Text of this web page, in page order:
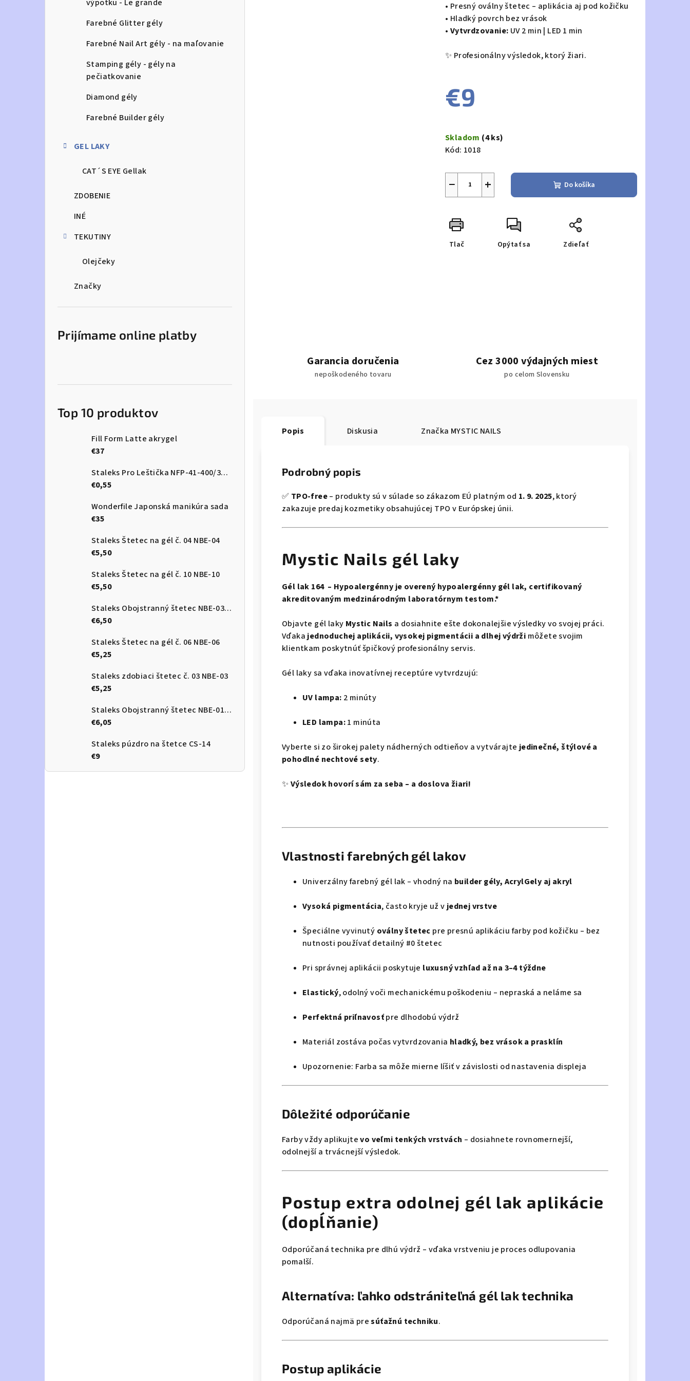
výpotku - Le grande
Farebné Glitter gély
Farebné Nail Art gély - na maľovanie
Stamping gély - gély na
pečiatkovanie
Diamond gély
Farebné Builder gély
GEL LAKY
CAT´S EYE Gellak
ZDOBENIE
INÉ
TEKUTINY
Olejčeky
Značky
Prijímame online platby
Top 10 produktov
Fill Form Latte akrygel
€37
Staleks Pro Leštička NFP-41-400/3000
€0,55
Wonderfile Japonská manikúra sada
€35
Staleks Štetec na gél č. 04 NBE-04
€5,50
Staleks Štetec na gél č. 10 NBE-10
€5,50
Staleks Obojstranný štetec NBE-03/06
€6,50
Staleks Štetec na gél č. 06 NBE-06
€5,25
Staleks zdobiaci štetec č. 03 NBE-03
€5,25
Staleks Obojstranný štetec NBE-01/03
€6,05
Staleks púzdro na štetce CS-14
€9
• Presný oválny štetec – aplikácia aj pod kožičku
• Hladký povrch bez vrások
• Vytvrdzovanie: UV 2 min | LED 1 min
✨ Profesionálny výsledok, ktorý žiari.
€9
cena:
Skladom (4 ks)
Kód: 1018
+
− Do košíka
Tlač Opýtať sa Zdieľať
Garancia doručenia
nepoškodeného tovaru
Cez 3000 výdajných miest
po celom Slovensku
Popis Diskusia Značka MYSTIC NAILS
Podrobný popis
✅ TPO-free– produkty sú v súlade so zákazom EÚ platným od 1. 9. 2025, ktorý
zakazuje predaj kozmetiky obsahujúcej TPO v Európskej únii.
Mystic Nails gél laky
Gél lak 164 – Hypoalergénny je overený hypoalergénny gél lak, certifikovaný
akreditovaným medzinárodným laboratórnym testom.*
Objavte gél laky Mystic Nails a dosiahnite ešte dokonalejšie výsledky vo svojej práci.
Vďaka jednoduchej aplikácii, vysokej pigmentácii a dlhej výdrži môžete svojim
klientkam poskytnúť špičkový profesionálny servis.
Gél laky sa vďaka inovatívnej receptúre vytvrdzujú:
UV lampa: 2 minúty
LED lampa:1 minúta
Vyberte si zo širokej palety nádherných odtieňov a vytvárajte jedinečné, štýlové a
pohodlné nechtové sety.
✨ Výsledok hovorí sám za seba – a doslova žiari!
Vlastnosti farebných gél lakov
Univerzálny farebný gél lak – vhodný na builder gély, AcrylGely aj akryl
Vysoká pigmentácia, často kryje už v jednej vrstve
Špeciálne vyvinutý oválny štetec pre presnú aplikáciu farby pod kožičku – bez
nutnosti používať detailný #0 štetec
Pri správnej aplikácii poskytuje luxusný vzhľad až na 3–4 týždne
Elastický, odolný voči mechanickému poškodeniu – nepraská a neláme sa
Perfektná priľnavosťpre dlhodobú výdrž
Materiál zostáva počas vytvrdzovania hladký, bez vrások a prasklín
Upozornenie: Farba sa môže mierne líšiť v závislosti od nastavenia displeja
Dôležité odporúčanie
Farby vždy aplikujtevo veľmi tenkých vrstvách – dosiahnete rovnomernejší,
odolnejší a trvácnejší výsledok.
Postup extra odolnej gél lak aplikácie
(dopĺňanie)
Odporúčaná technika pre dlhú výdrž – vďaka vrstveniu je proces odlupovania
pomalší.
Alternatíva: ľahko odstrániteľná gél lak technika
Odporúčaná najmä presúťažnú techniku.
Postup aplikácie